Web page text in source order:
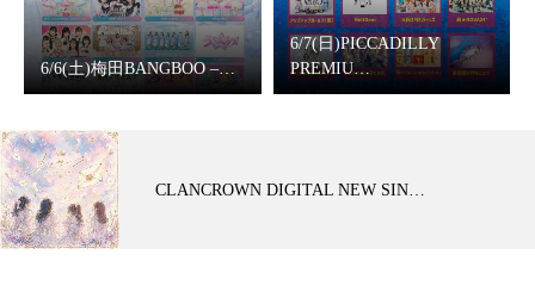
6/6(土)梅田BANGBOO –…
6/7(日)PICCADILLY
PREMIU…
CLANCROWN DIGITAL NEW SIN…